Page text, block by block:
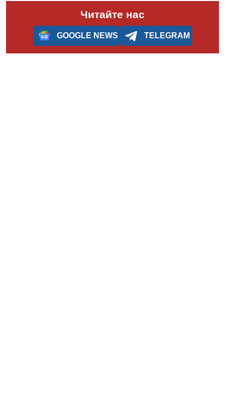
Читайте нас
GOOGLE NEWS TELEGRAM